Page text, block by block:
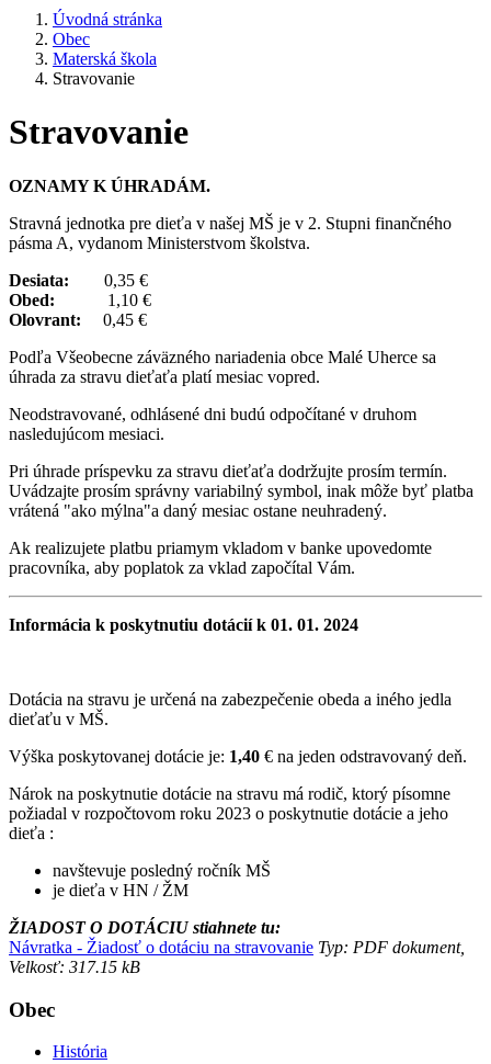
Úvodná stránka
Obec
Materská škola
Stravovanie
Stravovanie
OZNAMY K ÚHRADÁM.
Stravná jednotka pre dieťa v našej MŠ je v 2. Stupni finančného
pásma A, vydanom Ministerstvom školstva.
Desiata: 0,35 €
Obed: 1,10 €
Olovrant: 0,45 €
Podľa Všeobecne záväzného nariadenia obce Malé Uherce sa
úhrada za stravu dieťaťa platí mesiac vopred.
Neodstravované, odhlásené dni budú odpočítané v druhom
nasledujúcom mesiaci.
Pri úhrade príspevku za stravu dieťaťa dodržujte prosím termín.
Uvádzajte prosím správny variabilný symbol, inak môže byť platba
vrátená "ako mýlna"a daný mesiac ostane neuhradený.
Ak realizujete platbu priamym vkladom v banke upovedomte
pracovníka, aby poplatok za vklad započítal Vám.
Informácia k poskytnutiu dotácií k 01. 01. 2024
Dotácia na stravu je určená na zabezpečenie obeda a iného jedla
dieťaťu v MŠ.
Výška poskytovanej dotácie je: 1,40 € na jeden odstravovaný deň.
Nárok na poskytnutie dotácie na stravu má rodič, ktorý písomne
požiadal v rozpočtovom roku 2023 o poskytnutie dotácie a jeho
dieťa :
navštevuje posledný ročník MŠ
je dieťa v HN / ŽM
ŽIADOST O DOTÁCIU stiahnete tu:
Návratka - Žiadosť o dotáciu na stravovanie Typ: PDF dokument,
Velkosť: 317.15 kB
Obec
História